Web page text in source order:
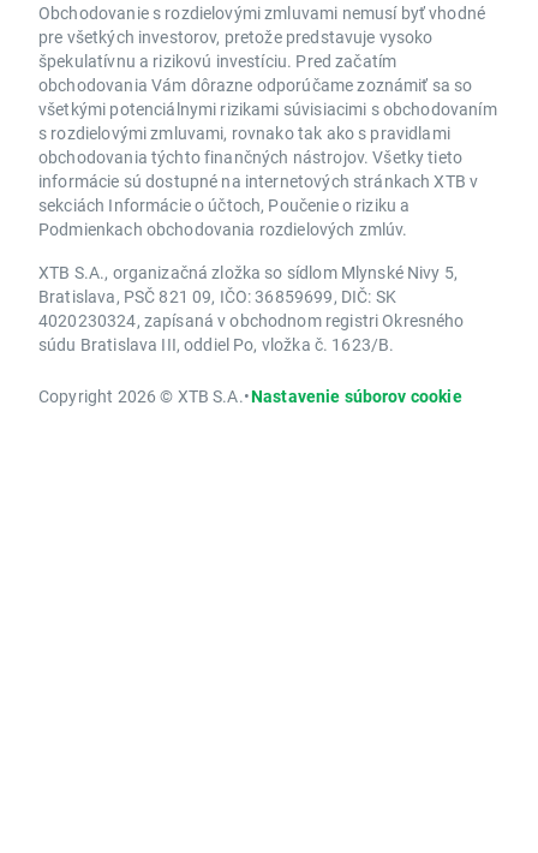
Obchodovanie s rozdielovými zmluvami nemusí byť vhodné
pre všetkých investorov, pretože predstavuje vysoko
špekulatívnu a rizikovú investíciu. Pred začatím
obchodovania Vám dôrazne odporúčame zoznámiť sa so
všetkými potenciálnymi rizikami súvisiacimi s obchodovaním
s rozdielovými zmluvami, rovnako tak ako s pravidlami
obchodovania týchto finančných nástrojov. Všetky tieto
informácie sú dostupné na internetových stránkach XTB v
sekciách Informácie o účtoch, Poučenie o riziku a
Podmienkach obchodovania rozdielových zmlúv.
XTB S.A., organizačná zložka so sídlom Mlynské Nivy 5,
Bratislava, PSČ 821 09, IČO: 36859699, DIČ: SK
4020230324, zapísaná v obchodnom registri Okresného
súdu Bratislava III, oddiel Po, vložka č. 1623/B.
Copyright 2026 © XTB S.A.•Nastavenie súborov cookie